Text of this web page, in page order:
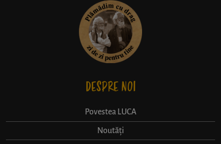
DESPRE NOI
Povestea LUCA
Noutăți